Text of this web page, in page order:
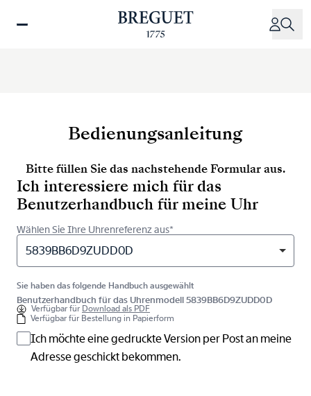
zum
Bedienungsanleitung
Bitte füllen Sie das nachstehende Formular aus.
Ich interessiere mich für das
Benutzerhandbuch für meine Uhr
Wählen Sie Ihre Uhrenreferenz aus*
5839BB6D9ZUDD0D
Sie haben das folgende Handbuch ausgewählt
Benutzerhandbuch für das Uhrenmodell 5839BB6D9ZUDD0D
Verfügbar für Download als PDF
Verfügbar für Bestellung in Papierform
Ich möchte eine gedruckte Version per Post an meine
Adresse geschickt bekommen.